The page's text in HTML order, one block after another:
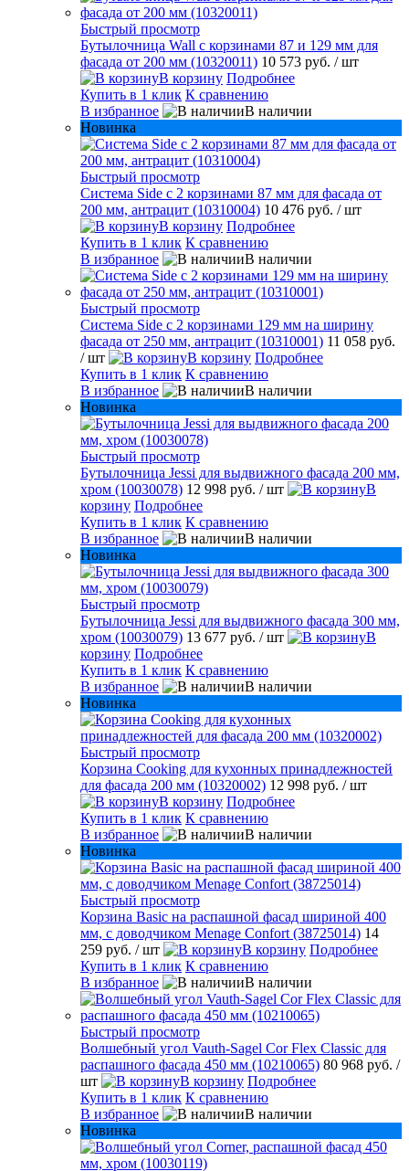
Быстрый просмотр
Бутылочница Wall с корзинами 87 и 129 мм для
фасада от 200 мм (10320011) 10 573 руб. / шт
В корзину Подробнее
Купить в 1 клик К сравнению
В избранное
В наличии
Новинка
Быстрый просмотр
Система Side с 2 корзинами 87 мм для фасада от
200 мм, антрацит (10310004) 10 476 руб. / шт
В корзину Подробнее
Купить в 1 клик К сравнению
В избранное
В наличии
Быстрый просмотр
Система Side c 2 корзинами 129 мм на ширину
фасада от 250 мм, антрацит (10310001) 11 058 руб.
/ шт
В корзину Подробнее
Купить в 1 клик К сравнению
В избранное
В наличии
Новинка
Быстрый просмотр
Бутылочница Jessi для выдвижного фасада 200 мм,
хром (10030078) 12 998 руб. / шт
В
корзину Подробнее
Купить в 1 клик К сравнению
В избранное
В наличии
Новинка
Быстрый просмотр
Бутылочница Jessi для выдвижного фасада 300 мм,
хром (10030079) 13 677 руб. / шт
В
корзину Подробнее
Купить в 1 клик К сравнению
В избранное
В наличии
Новинка
Быстрый просмотр
Корзина Cooking для кухонных принадлежностей
для фасада 200 мм (10320002) 12 998 руб. / шт
В корзину Подробнее
Купить в 1 клик К сравнению
В избранное
В наличии
Новинка
Быстрый просмотр
Корзина Basic на распашной фасад шириной 400
мм, с доводчиком Menage Confort (38725014) 14
259 руб. / шт В корзину Подробнее
Купить в 1 клик К сравнению
В избранное
В наличии
Быстрый просмотр
Волшебный угол Vauth-Sagel Cor Flex Classic для
распашного фасада 450 мм (10210065) 80 968 руб. /
шт
В корзину Подробнее
Купить в 1 клик К сравнению
В избранное
В наличии
Новинка